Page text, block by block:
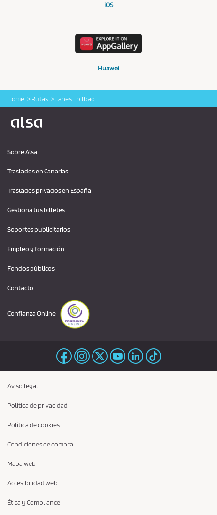
iOS
Huawei
Home Rutas llanes - bilbao
Sobre Alsa
Traslados en Canarias
Traslados privados en España
Gestiona tus billetes
Soportes publicitarios
Empleo y formación
Fondos públicos
Contacto
Confianza Online
Logo Alsa
Aviso legal
Política de privacidad
Política de cookies
Condiciones de compra
Mapa web
Accesibilidad web
Ética y Compliance